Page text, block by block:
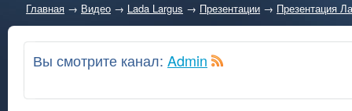
Главная → Видео → Lada Largus → Презентации → Презентация
Вы смотрите канал: Admin